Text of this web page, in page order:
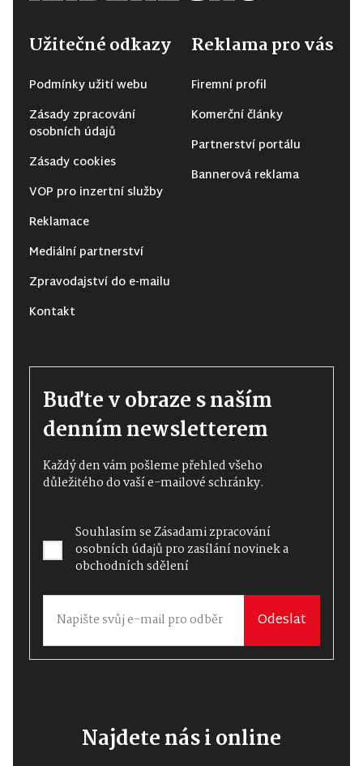
Užitečné odkazy
Podmínky užití webu
Zásady zpracování
osobních údajů
Zásady cookies
VOP pro inzertní služby
Reklamace
Mediální partnerství
Zpravodajství do e-mailu
Kontakt
Reklama pro vás
Firemní profil
Komerční články
Partnerství portálu
Bannerová reklama
Buďte v obraze s naším
denním newsletterem
Každý den vám pošleme přehled všeho
důležitého do vaší e-mailové schránky.
Souhlasím seZásadami zpracování
osobních údajůpro zasílání novinek a
obchodních sdělení
Odeslat
Najdete nás i online